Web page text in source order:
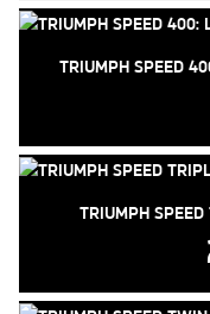
TRIUMPH SPEED
TRIUMPH